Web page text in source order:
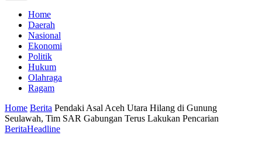
Home
Daerah
Nasional
Ekonomi
Politik
Hukum
Olahraga
Ragam
Home Berita Pendaki Asal Aceh Utara Hilang di Gunung
Seulawah, Tim SAR Gabungan Terus Lakukan Pencarian
BeritaHeadline